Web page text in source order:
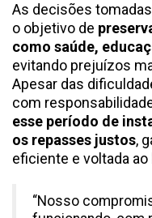
As decisões
o objetivo de
como saúde,
evitando prejuízos
Apesar das
com
esse período de
os repasses justos,
eficiente e voltada
“Nosso